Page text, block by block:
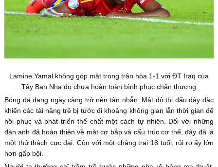
Lamine Yamal không góp mặt trong trận hòa 1-1 với ĐT Iraq của
Tây Ban Nha do chưa hoàn toàn bình phục chấn thương
Bóng đá đang ngày càng trở nên tàn nhẫn. Mật độ thi đấu dày đặc
khiến các tài năng trẻ bị tước đi khoảng không gian lẫn thời gian để
hồi phục và phát triển thể chất một cách tự nhiên. Đối với những
đàn anh đã hoàn thiện về mặt cơ bắp và cấu trúc cơ thể, đây đã là
một thử thách cực đại. Còn với một chàng trai 18 tuổi, rủi ro ấy lớn
hơn gấp bội.